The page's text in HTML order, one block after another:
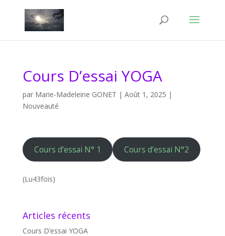
Cours D’essai YOGA
par Marie-Madeleine GONET | Août 1, 2025 |
Nouveauté
Cours d’essai N° 1 Cours d’essai N°2
(Lu43fois)
Articles récents
Cours D’essai YOGA